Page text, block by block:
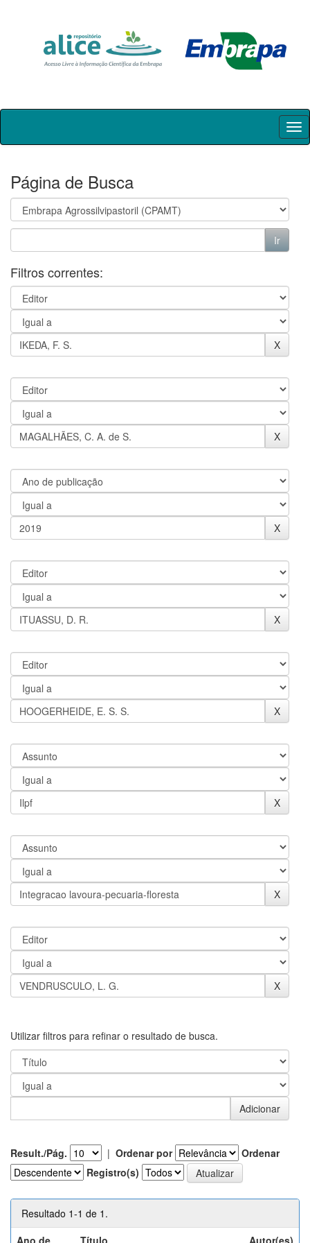
Skip
Página de Busca
Filtros correntes:
Utilizar filtros para refinar o resultado de busca.
Result./Pág. | Ordenar por
Ordenar
Registro(s)
Resultado 1-1 de 1.
Ano de
Título Autor(es)